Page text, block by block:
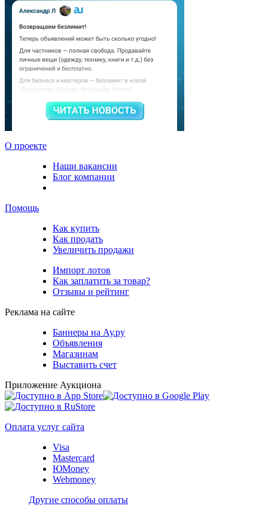
О проекте
Наши вакансии
Блог компании
Помощь
Как купить
Как продать
Увеличить продажи
Импорт лотов
Как заплатить за товар?
Отзывы и рейтинг
Реклама на сайте
Баннеры на Ау.ру
Объявления
Магазинам
Выставить счет
Приложение Аукциона
Оплата услуг сайта
Visa
Mastercard
ЮMoney
Webmoney
Другие способы оплаты